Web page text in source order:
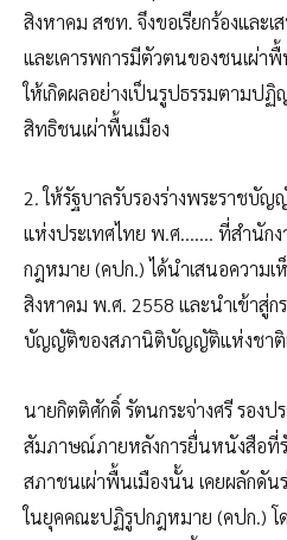
สิงหาคม สชท. จึงขอเรียกร้องและ
และเคารพการมีตัวตนของชนเผ่าพื้
ให้เกิดผลอย่างเป็นรูปธรรมตามป
สิทธิชนเผ่าพื้นเมือง
2. ให้รัฐบาลรับรองร่างพระราชบั
แห่งประเทศไทย พ.ศ……. ที่สำนัก
กฎหมาย (คปก.) ได้นำเสนอความ
สิงหาคม พ.ศ. 2558 และนำเข้าสู่
บัญญัติของสภานิติบัญญัติแห่งชาติ
นายกิตติศักดิ์ รัตนกระจ่างศรี รองป
สัมภาษณ์ภายหลังการยื่นหนังสือที่
สภาชนเผ่าพื้นเมืองนั้น เคยผลักดัน
ในยุคคณะปฏิรูปกฎหมาย (คปก.) โ